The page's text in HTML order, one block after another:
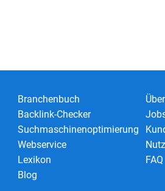
Branchenbuch
Backlink-Checker
Suchmaschinenoptimierung
Webservice
Lexikon
Blog
FAQ